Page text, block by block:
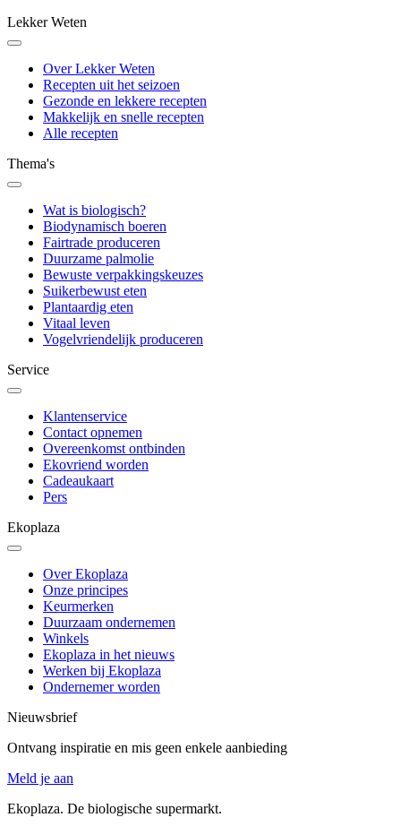
Lekker Weten
Over Lekker Weten
Recepten uit het seizoen
Gezonde en lekkere recepten
Makkelijk en snelle recepten
Alle recepten
Thema's
Wat is biologisch?
Biodynamisch boeren
Fairtrade produceren
Duurzame palmolie
Bewuste verpakkingskeuzes
Suikerbewust eten
Plantaardig eten
Vitaal leven
Vogelvriendelijk produceren
Service
Klantenservice
Contact opnemen
Overeenkomst ontbinden
Ekovriend worden
Cadeaukaart
Pers
Ekoplaza
Over Ekoplaza
Onze principes
Keurmerken
Duurzaam ondernemen
Winkels
Ekoplaza in het nieuws
Werken bij Ekoplaza
Ondernemer worden
Nieuwsbrief
Ontvang inspiratie en mis geen enkele aanbieding
Meld je aan
Ekoplaza. De biologische supermarkt.